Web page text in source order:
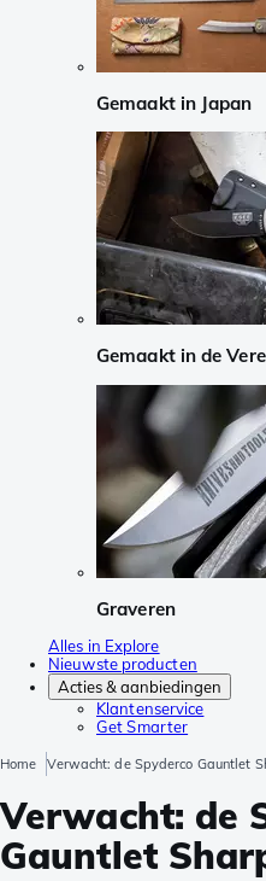
Gemaakt in Japan
Gemaakt in de
Graveren
Alles in Explore
Nieuwste producten
Acties & aanbiedingen
Klantenservice
Get Smarter
Home Verwacht: de Spyderco Gauntlet
Verwacht: de
Gauntlet